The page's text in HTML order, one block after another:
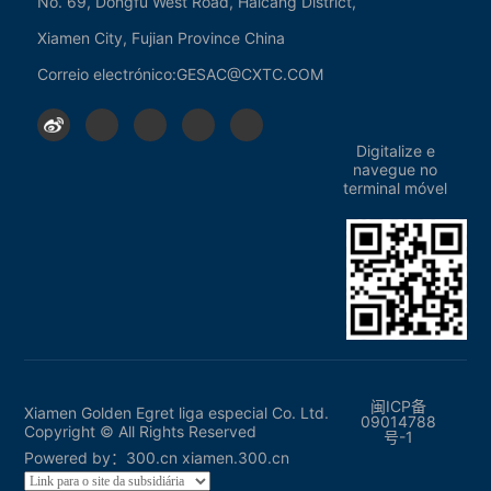
Pó de tungstênio
Carbeto cimentado
Série de ferramentas de corte
Tecnologia
Suporte ao Serviço
Centro de Download
Entre em contato conosco
Xiamen City, Fujian Province China
Correio electrónico:GESAC@CXTC.COM
Digitalize e
navegue no
terminal móvel
Xiamen Golden Egret liga especial Co. Ltd.
Copyright © All Rights Reserved
闽ICP备
09014788
号-1
Powered by： 300.cn xiamen.300.cn